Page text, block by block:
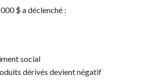
$ a déclenché :
social
dérivés devient négatif